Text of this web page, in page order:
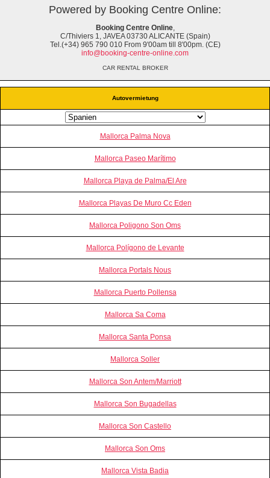
Autovermietung
Mallorca Palma Nova
Mallorca Paseo Marítimo
Mallorca Playa de Palma/El Are
Mallorca Playas De Muro Cc Eden
Mallorca Poligono Son Oms
Mallorca Polígono de Levante
Mallorca Portals Nous
Mallorca Puerto Pollensa
Mallorca Sa Coma
Mallorca Santa Ponsa
Mallorca Soller
Mallorca Son Antem/Marriott
Mallorca Son Bugadellas
Mallorca Son Castello
Mallorca Son Oms
Mallorca Vista Badia
Powered by Booking Centre Online:
Booking Centre Online,
C/Thiviers 1, JAVEA 03730 ALICANTE (Spain)
Tel.(+34) 965 790 010 From 9'00am till 8'00pm. (CE)
info@booking-centre-online.com
CAR RENTAL BROKER